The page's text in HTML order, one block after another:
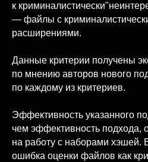
к
— файлы с
расширениями.
Данные критерии получены
по мнению авторов нового
по каждому из критериев.
Эффективность указанного
чем эффективность подхода,
на работу с наборами хэшей.
ошибка оценки файлов как